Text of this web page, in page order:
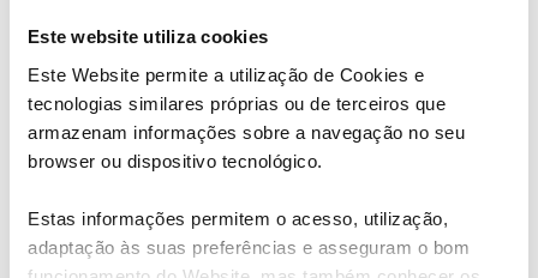
Este website utiliza cookies
Este Website permite a utilização de Cookies e
tecnologias similares próprias ou de terceiros que
armazenam informações sobre a navegação no seu
browser ou dispositivo tecnológico.
Estas informações permitem o acesso, utilização,
adaptação às suas preferências e asseguram o bom
e França (10,6%) os principais destinos.
Não obstante, não é totalmenteindissociável
nova política comercial norte-americana da quebra
verificada no primeiro trimestre do ano.
Newsletter Revista
Receba as novidades do mundo automóvel e